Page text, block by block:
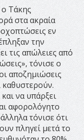
Τάκης
στα ακραία
εν
την
τις απώλειες από
τόνισε ο
αποζημιώσεις
καθυστερούν.
να υπάρξει
αφορολόγητο
τόνισε ότι
πληγεί μετά το